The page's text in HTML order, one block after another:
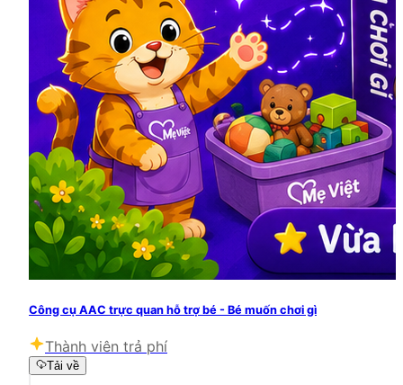
Công cụ AAC trực quan hỗ trợ bé - Bé muốn chơi gì
Thành viên trả phí
Tải về